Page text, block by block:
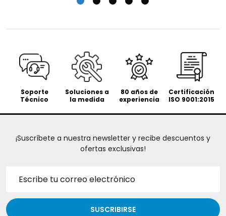
Soporte
Técnico
Soluciones a
la medida
80 años de
experiencia
Certificación
ISO 9001:2015
¡Suscríbete a nuestra newsletter y recibe descuentos y
ofertas exclusivas!
correo
electrónico
SUSCRIBIRSE